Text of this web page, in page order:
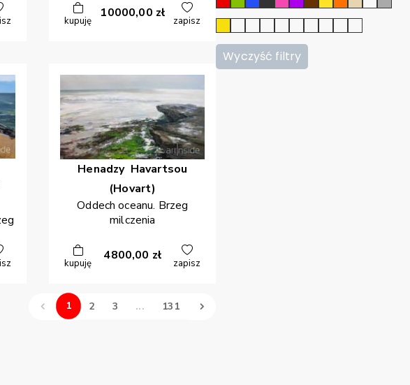
Wyczyść filtry
kupuję
10000,00 zł
zapisz
Henadzy Havartsou
(Hovart)
Oddech oceanu. Brzeg
milczenia
kupuję
4800,00 zł
zapisz
1 2 3 ... 131